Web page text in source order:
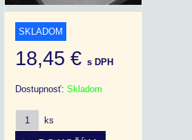
SKLADOM
18,45 € s DPH
Dostupnosť: Skladom
ks